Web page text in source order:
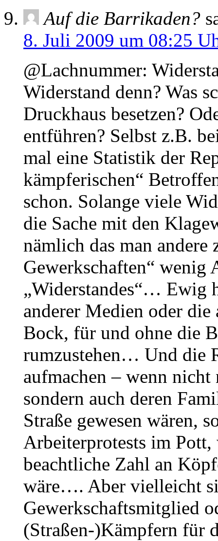
Auf die Barrikaden?
8. Juli 2009 um 08:25
@Lachnummer:
Widerstand denn? Was
Druckhaus besetzen?
entführen? Selbst z.B.
mal eine Statistik der
kämpferischen“
schon. Solange viele
die Sache mit den
nämlich das man
Gewerkschaften“ wenig
„Widerstandes“… Ewig
anderer Medien oder
Bock, für und ohne die
rumzustehen… Und die
aufmachen – wenn
sondern auch deren
Straße gewesen wären,
Arbeiterprotests im
beachtliche Zahl an
wäre…. Aber vielleicht
Gewerkschaftsmitglied
(Straßen-)Kämpfern für